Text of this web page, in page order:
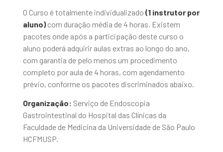
O Curso é totalmente individualizado (1 instrutor por
aluno)com duração média de 4 horas. Existem
pacotes onde após a participação deste curso o
aluno poderá adquirir aulas extras ao longo do ano,
com garantia de pelo menos um procedimento
completo por aula de 4 horas, com agendamento
prévio, conforme os pacotes discriminados abaixo.
Organização: Serviço de Endoscopia
Gastrointestinal do Hospital das Clínicas da
Faculdade de Medicina da Universidade de São Paulo
HCFMUSP.